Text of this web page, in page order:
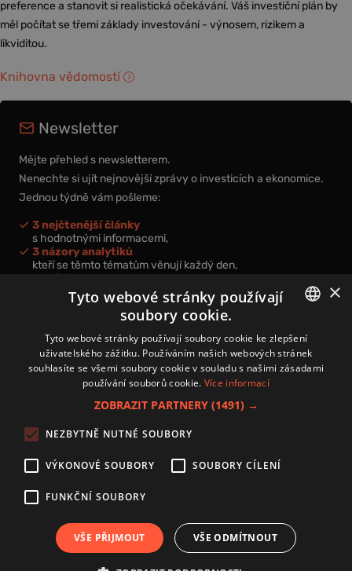
preference a stanovit si realistická očekávání. Váš investiční plán by
měl počítat se třemi základy investování - výnosem, rizikem a
likviditou.
Knihovna vědomostí
Newsletter
Mějte přehled s newsletterem.
Nenechte si ujít nejnovější zprávy o investicích a ekonomice.
Jednou týdně vám pošleme:
3 nejčtenější články
s hodnotnými informacemi,
3 názory analytiků
kteří se těmto tématům věnují každý den,
nová videa a podcasty
k prohloubení vašich znalostí.
Přihlášením k newsletteru vyjadřujete svůj souhlas spodmínkami
zpracování osobních údajů.
Zásady používání souborů cookies
Autoři
Nastavení cookies
CZECH
×
Tyto webové stránky používají
soubory cookie.
Tyto webové stránky používají soubory cookie ke zlepšení
uživatelského zážitku. Používáním našich webových stránek
souhlasíte se všemi soubory cookie v souladu s našimi zásadami
používání souborů cookie. Více informací
ZOBRAZIT PARTNERY (1491) →
NEZBYTNĚ NUTNÉ SOUBORY
VÝKONOVÉ SOUBORY SOUBORY CÍLENÍ
FUNKČNÍ SOUBORY
VŠE PŘIJMOUT VŠE ODMÍTNOUT